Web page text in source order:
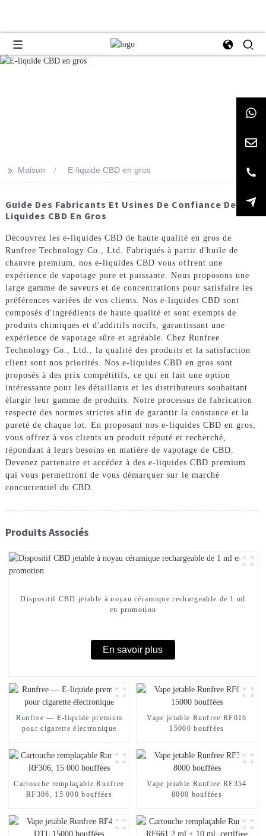
>> Maison E-liquide CBD en gros
Guide Des Fabricants Et Usines De Confiance De E-
Liquides CBD En Gros
Découvrez les e-liquides CBD de haute qualité en gros de
Runfree Technology Co., Ltd. Fabriqués à partir d'huile de
chanvre premium, nos e-liquides CBD vous offrent une
expérience de vapotage pure et puissante. Nous proposons une
large gamme de saveurs et de concentrations pour satisfaire les
préférences variées de vos clients. Nos e-liquides CBD sont
composés d'ingrédients de haute qualité et sont exempts de
produits chimiques et d'additifs nocifs, garantissant une
expérience de vapotage sûre et agréable. Chez Runfree
Technology Co., Ltd., la qualité des produits et la satisfaction
client sont nos priorités. Nos e-liquides CBD en gros sont
proposés à des prix compétitifs, ce qui en fait une option
intéressante pour les détaillants et les distributeurs souhaitant
élargir leur gamme de produits. Notre processus de fabrication
respecte des normes strictes afin de garantir la constance et la
pureté de chaque lot. En proposant nos e-liquides CBD en gros,
vous offrez à vos clients un produit réputé et recherché,
répondant à leurs besoins en matière de vapotage de CBD.
Devenez partenaire et accédez à des e-liquides CBD premium
qui vous permettront de vous démarquer sur le marché
concurrentiel du CBD.
Produits Associés
Dispositif CBD jetable à noyau céramique rechargeable de 1 ml
en promotion
En savoir plus
Runfree — E-liquide premium
pour cigarette électronique
Vape jetable Runfree RF016
15000 bouffées
Cartouche remplaçable Runfree
RF306, 15 000 bouffées
Vape jetable Runfree RF354
8000 bouffées